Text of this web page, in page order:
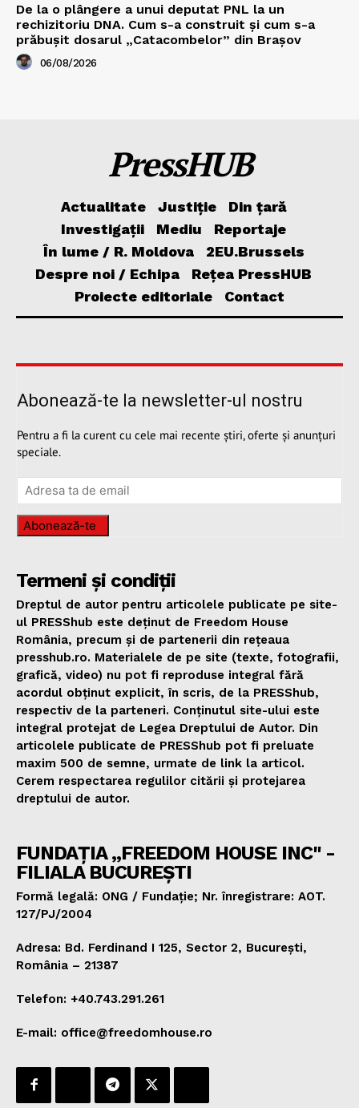
De la o plângere a unui deputat PNL la un
rechizitoriu DNA. Cum s-a construit și cum s-a
prăbușit dosarul „Catacombelor” din Brașov
06/08/2026
PressHUB
Actualitate Justiție
Din țară
Investigații
Mediu
Reportaje
În lume / R. Moldova
2EU.Brussels
Despre noi / Echipa
Rețea PressHUB
Proiecte editoriale
Contact
Abonează-te la newsletter-ul nostru
Pentru a fi la curent cu cele mai recente știri, oferte și anunțuri
speciale.
Abonează-te
Termeni și condiții
Dreptul de autor pentru articolele publicate pe site-
ul PRESShub este deținut de Freedom House
România, precum și de partenerii din rețeaua
presshub.ro. Materialele de pe site (texte, fotografii,
grafică, video) nu pot fi reproduse integral fără
acordul obținut explicit, în scris, de la PRESShub,
respectiv de la parteneri. Conținutul site-ului este
integral protejat de Legea Dreptului de Autor. Din
articolele publicate de PRESShub pot fi preluate
maxim 500 de semne, urmate de link la articol.
Cerem respectarea regulilor citării și protejarea
dreptului de autor.
FUNDAȚIA „FREEDOM HOUSE INC" -
FILIALA BUCUREȘTI
Formă legală: ONG / Fundație; Nr. înregistrare: AOT.
127/PJ/2004
Adresa: Bd. Ferdinand I 125, Sector 2, București,
România – 21387
Telefon: +40.743.291.261
E-mail: office@freedomhouse.ro